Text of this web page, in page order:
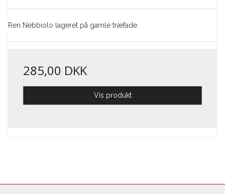
Ren Nebbiolo lageret på gamle træfade.
285,00 DKK
Vis produkt